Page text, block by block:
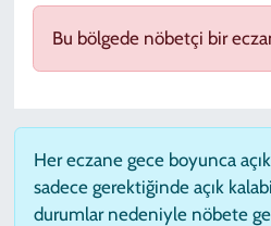
Bu bölgede nöbetçi bir
Her eczane gece boyunca
sadece gerektiğinde açık
durumlar nedeniyle nöbete